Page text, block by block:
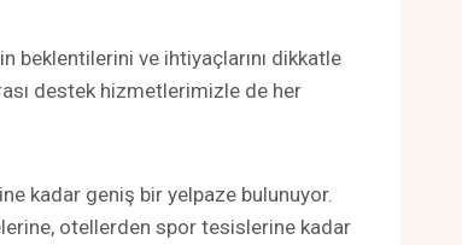
beklentilerini ve ihtiyaçlarını dikkatle
destek hizmetlerimizle de her
kadar geniş bir yelpaze bulunuyor.
otellerden spor tesislerine kadar